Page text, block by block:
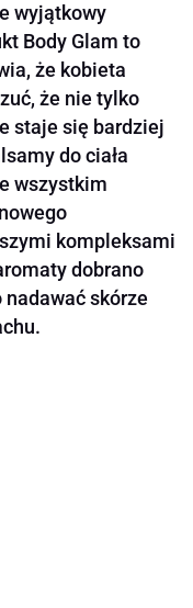
wyjątkowy
Body Glam to
że kobieta
że nie tylko
staje się bardziej
do ciała
wszystkim
kompleksami
dobrano
nadawać skórze